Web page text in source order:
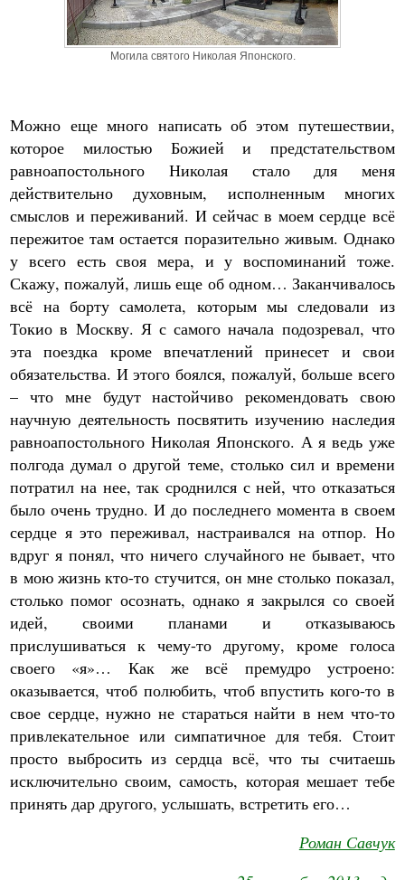
Могила святого Николая Японского.
Можно еще много написать об этом путешествии,
которое милостью Божией и предстательством
равноапостольного Николая стало для меня
действительно духовным, исполненным многих
смыслов и переживаний. И сейчас в моем сердце всё
пережитое там остается поразительно живым. Однако
у всего есть своя мера, и у воспоминаний тоже.
Скажу, пожалуй, лишь еще об одном… Заканчивалось
всё на борту самолета, которым мы следовали из
Токио в Москву. Я с самого начала подозревал, что
эта поездка кроме впечатлений принесет и свои
обязательства. И этого боялся, пожалуй, больше всего
– что мне будут настойчиво рекомендовать свою
научную деятельность посвятить изучению наследия
равноапостольного Николая Японского. А я ведь уже
полгода думал о другой теме, столько сил и времени
потратил на нее, так сроднился с ней, что отказаться
было очень трудно. И до последнего момента в своем
сердце я это переживал, настраивался на отпор. Но
вдруг я понял, что ничего случайного не бывает, что
в мою жизнь кто-то стучится, он мне столько показал,
столько помог осознать, однако я закрылся со своей
идей, своими планами и отказываюсь
прислушиваться к чему-то другому, кроме голоса
своего «я»… Как же всё премудро устроено:
оказывается, чтоб полюбить, чтоб впустить кого-то в
свое сердце, нужно не стараться найти в нем что-то
привлекательное или симпатичное для тебя. Стоит
просто выбросить из сердца всё, что ты считаешь
исключительно своим, самость, которая мешает тебе
принять дар другого, услышать, встретить его…
Роман Савчук